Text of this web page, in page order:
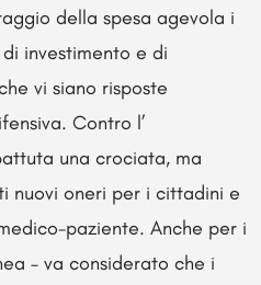
della spesa agevola i
investimento e di
vi siano risposte
Contro l’
una crociata, ma
nuovi oneri per i cittadini e
paziente. Anche per i
– va considerato che i